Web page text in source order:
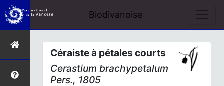
Biodivanoise
Céraiste à pétales courts
Cerastium brachypetalum
Pers., 1805